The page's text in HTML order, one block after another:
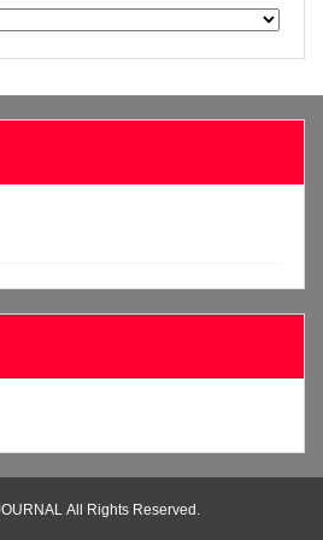
All Rights Reserved.